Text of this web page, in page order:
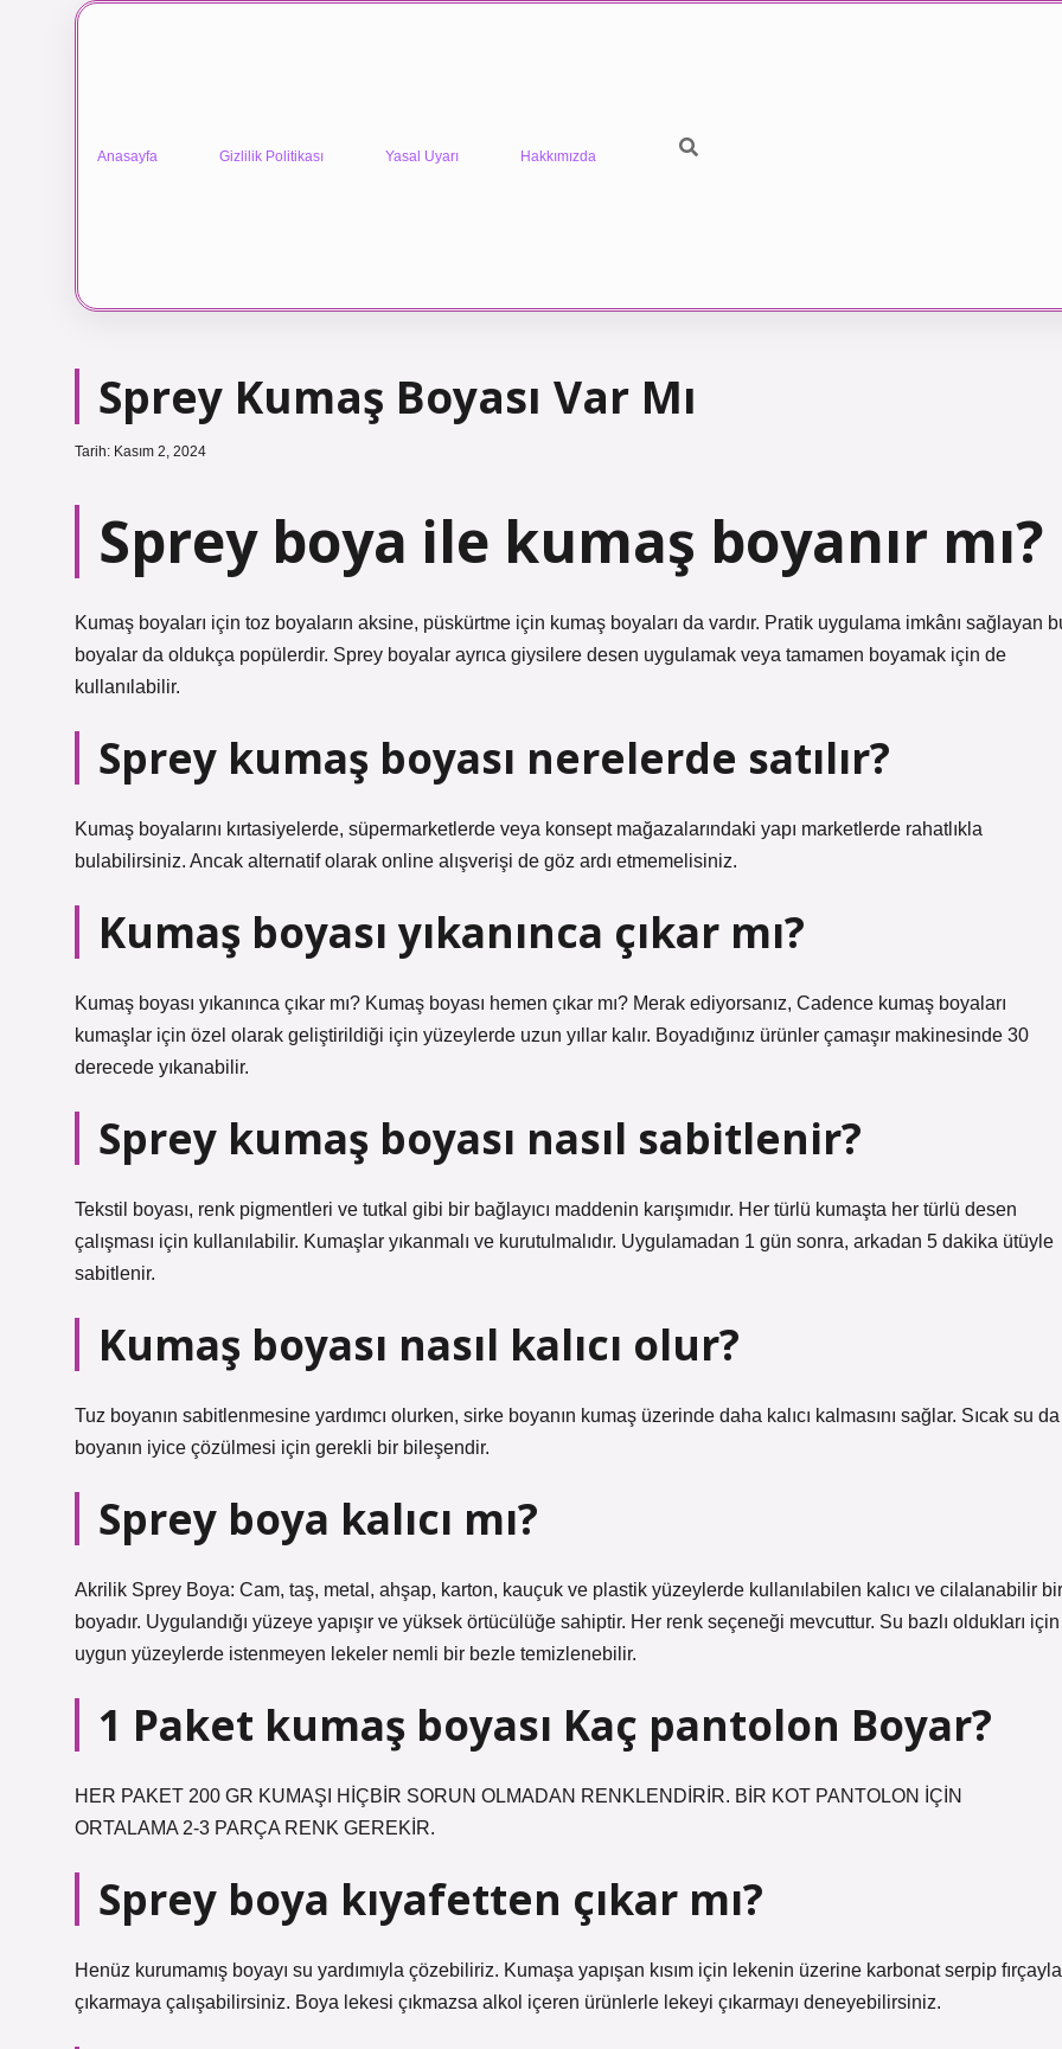
Anasayfa Gizlilik Politikası Yasal Uyarı Hakkımızda
Sprey Kumaş Boyası Var Mı
Tarih: Kasım 2, 2024
Sprey boya ile kumaş boyanır mı?
Kumaş boyaları için toz boyaların aksine, püskürtme için kumaş boyaları da vardır. Pratik uygulama imkânı sağlayan
boyalar da oldukça popülerdir. Sprey boyalar ayrıca giysilere desen uygulamak veya tamamen boyamak için de
kullanılabilir.
Sprey kumaş boyası nerelerde satılır?
Kumaş boyalarını kırtasiyelerde, süpermarketlerde veya konsept mağazalarındaki yapı marketlerde rahatlıkla
bulabilirsiniz. Ancak alternatif olarak online alışverişi de göz ardı etmemelisiniz.
Kumaş boyası yıkanınca çıkar mı?
Kumaş boyası yıkanınca çıkar mı? Kumaş boyası hemen çıkar mı? Merak ediyorsanız, Cadence kumaş boyaları
kumaşlar için özel olarak geliştirildiği için yüzeylerde uzun yıllar kalır. Boyadığınız ürünler çamaşır makinesinde 30
derecede yıkanabilir.
Sprey kumaş boyası nasıl sabitlenir?
Tekstil boyası, renk pigmentleri ve tutkal gibi bir bağlayıcı maddenin karışımıdır. Her türlü kumaşta her türlü desen
çalışması için kullanılabilir. Kumaşlar yıkanmalı ve kurutulmalıdır. Uygulamadan 1 gün sonra, arkadan 5 dakika ütüyle
sabitlenir.
Kumaş boyası nasıl kalıcı olur?
Tuz boyanın sabitlenmesine yardımcı olurken, sirke boyanın kumaş üzerinde daha kalıcı kalmasını sağlar. Sıcak su da
boyanın iyice çözülmesi için gerekli bir bileşendir.
Sprey boya kalıcı mı?
Akrilik Sprey Boya: Cam, taş, metal, ahşap, karton, kauçuk ve plastik yüzeylerde kullanılabilen kalıcı ve cilalanabilir bir
boyadır. Uygulandığı yüzeye yapışır ve yüksek örtücülüğe sahiptir. Her renk seçeneği mevcuttur. Su bazlı oldukları için
uygun yüzeylerde istenmeyen lekeler nemli bir bezle temizlenebilir.
1 Paket kumaş boyası Kaç pantolon Boyar?
HER PAKET 200 GR KUMAŞI HİÇBİR SORUN OLMADAN RENKLENDİRİR. BİR KOT PANTOLON İÇİN
ORTALAMA 2-3 PARÇA RENK GEREKİR.
Sprey boya kıyafetten çıkar mı?
Henüz kurumamış boyayı su yardımıyla çözebiliriz. Kumaşa yapışan kısım için lekenin üzerine karbonat serpip fırçayla
çıkarmaya çalışabilirsiniz. Boya lekesi çıkmazsa alkol içeren ürünlerle lekeyi çıkarmayı deneyebilirsiniz.